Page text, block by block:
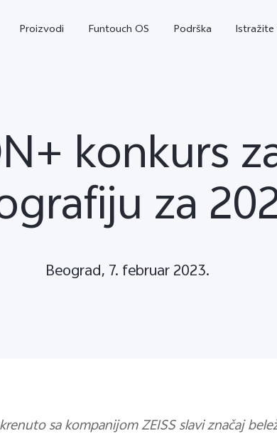
Proizvodi Funtouch OS Podrška
konkurs
za
Beograd, 7. februar 2023.
sa kompanijom ZEISS slavi značaj